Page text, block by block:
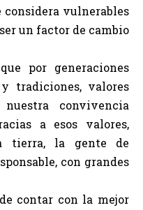
vulnerables
un factor de cambio
por generaciones
tradiciones, valores
convivencia
a esos valores,
tierra, la gente de
con grandes
contar con la mejor